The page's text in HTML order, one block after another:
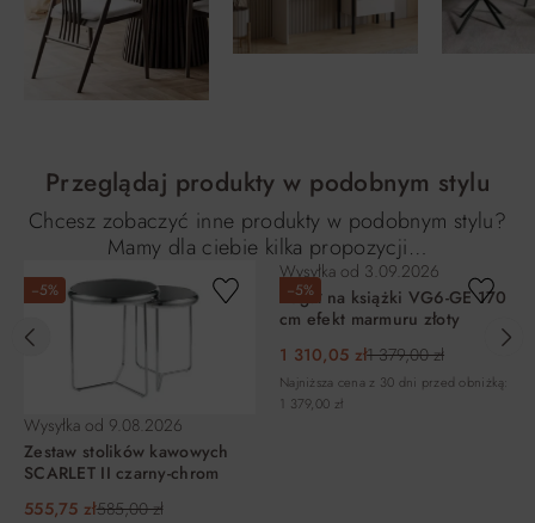
Przeglądaj produkty w podobnym stylu
Chcesz zobaczyć inne produkty w podobnym stylu?
Mamy dla ciebie kilka propozycji…
−5%
Wysyłka od 9.08.2026
Zestaw stolików kawowych
SCARLET II czarny-chrom
555,75 zł585,00 zł
−5%
Wysyłka od 3.09.2026
Regał na książki VG6-GE 170
cm efekt marmuru złoty
1 310,05 zł1 379,00 zł
Najniższa cena z 30 dni przed obniżką:
1 379,00 zł